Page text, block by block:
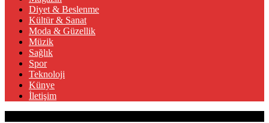
Diyet & Beslenme
Kültür & Sanat
Moda & Güzellik
Müzik
Sağlık
Spor
Teknoloji
Künye
İletişim